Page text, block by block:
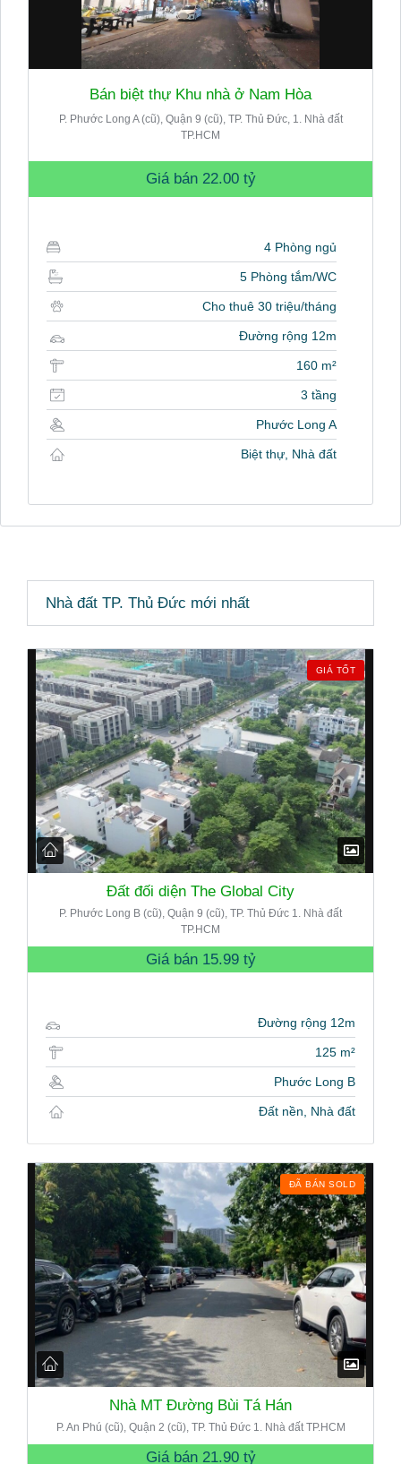
Bán biệt thự Khu nhà ở Nam Hòa
P. Phước Long A (cũ), Quận 9 (cũ), TP. Thủ Đức, 1. Nhà đất
TP.HCM
Giá bán 22.00 tỷ
4 Phòng ngủ
5 Phòng tắm/WC
Cho thuê 30 triệu/tháng
Đường rộng 12m
160 m²
3 tầng
Phước Long A
Biệt thự, Nhà đất
Nhà đất TP. Thủ Đức mới nhất
GIÁ TỐT
Đất đối diện The Global City
P. Phước Long B (cũ), Quận 9 (cũ), TP. Thủ Đức 1. Nhà đất
TP.HCM
Giá bán 15.99 tỷ
Đường rộng 12m
125 m²
Phước Long B
Đất nền, Nhà đất
ĐÃ BÁN SOLD
Nhà MT Đường Bùi Tá Hán
P. An Phú (cũ), Quận 2 (cũ), TP. Thủ Đức 1. Nhà đất TP.HCM
Giá bán 21.90 tỷ